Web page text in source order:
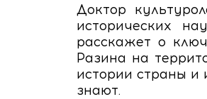
Доктор
исторических
расскажет о
Разина на
истории страны и
знают.